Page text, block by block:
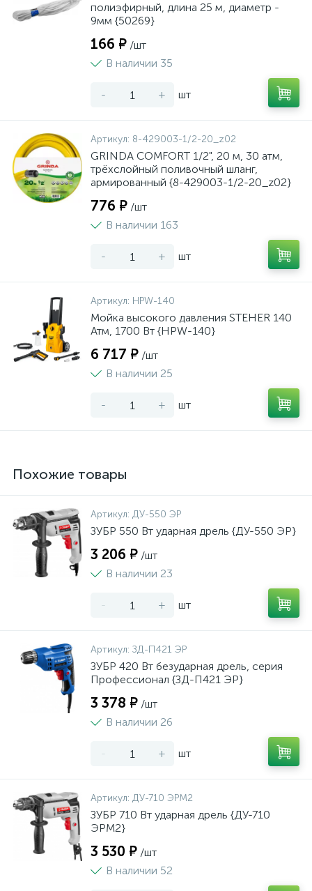
полиэфирный, длина 25 м, диаметр -
9мм {50269}
166 ₽ /шт
В наличии 35
- + шт
Артикул: 8-429003-1/2-20_z02
GRINDA COMFORT 1/2", 20 м, 30 атм,
трёхслойный поливочный шланг,
армированный {8-429003-1/2-20_z02}
776 ₽ /шт
В наличии 163
- + шт
Артикул: HPW-140
Мойка высокого давления STEHER 140
Атм, 1700 Вт {HPW-140}
6 717 ₽ /шт
В наличии 25
- + шт
Похожие товары
Артикул: ДУ-550 ЭР
ЗУБР 550 Вт ударная дрель {ДУ-550 ЭР}
3 206 ₽ /шт
В наличии 23
- + шт
Артикул: ЗД-П421 ЭР
ЗУБР 420 Вт безударная дрель, серия
Профессионал {ЗД-П421 ЭР}
3 378 ₽ /шт
В наличии 26
- + шт
Артикул: ДУ-710 ЭРМ2
ЗУБР 710 Вт ударная дрель {ДУ-710
ЭРМ2}
3 530 ₽ /шт
В наличии 52